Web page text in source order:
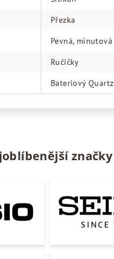
Přezka
Pevná, minutová
Ručičky
Bateriový Quartz
značky